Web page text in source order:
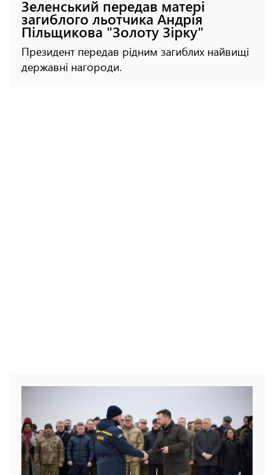
Зеленський передав матері
загиблого льотчика Андрія
Пільщикова "Золоту Зірку"
Президент передав рідним загиблих найвищі
державні нагороди.